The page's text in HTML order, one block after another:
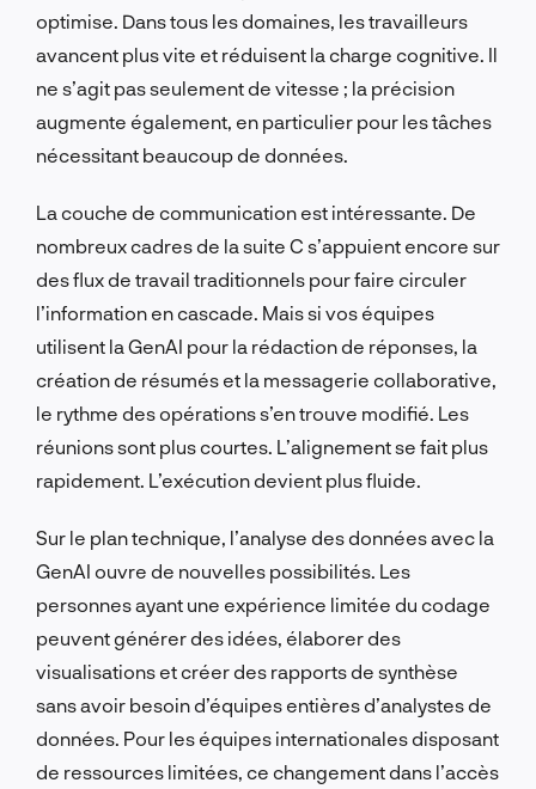
optimise. Dans tous les domaines, les travailleurs
avancent plus vite et réduisent la charge cognitive. Il
ne s’agit pas seulement de vitesse ; la précision
augmente également, en particulier pour les tâches
nécessitant beaucoup de données.
La couche de communication est intéressante. De
nombreux cadres de la suite C s’appuient encore sur
des flux de travail traditionnels pour faire circuler
l’information en cascade. Mais si vos équipes
utilisent la GenAI pour la rédaction de réponses, la
création de résumés et la messagerie collaborative,
le rythme des opérations s’en trouve modifié. Les
réunions sont plus courtes. L’alignement se fait plus
rapidement. L’exécution devient plus fluide.
Sur le plan technique, l’analyse des données avec la
GenAI ouvre de nouvelles possibilités. Les
personnes ayant une expérience limitée du codage
peuvent générer des idées, élaborer des
visualisations et créer des rapports de synthèse
sans avoir besoin d’équipes entières d’analystes de
données. Pour les équipes internationales disposant
de ressources limitées, ce changement dans l’accès